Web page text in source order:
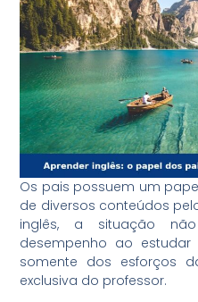
Os pais possuem um
de diversos conteúdos
inglês, a situação
desempenho ao
somente dos esforços
exclusiva do professor.